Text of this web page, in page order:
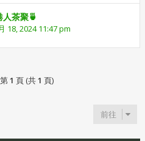
茶聚🍵
18, 2024 11:47 pm
1 頁 (共1 頁)
前往